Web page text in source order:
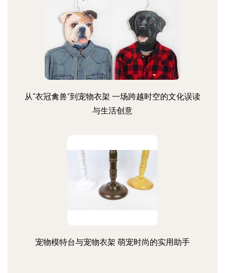
从“衣冠禽兽”到宠物衣架 一场跨越时空的文化误读
与生活创意
宠物模特台与宠物衣架 萌宠时尚的实用助手